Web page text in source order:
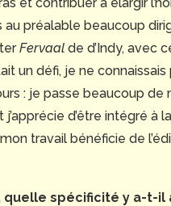
au préalable beaucoup
Fervaal de d’Indy, avec
un défi, je ne connaissais
: je passe beaucoup de
d’être intégré à
travail bénéficie de
quelle spécificité y a-t-